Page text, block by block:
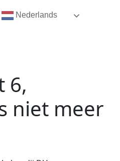
6,
niet meer
Nederlands